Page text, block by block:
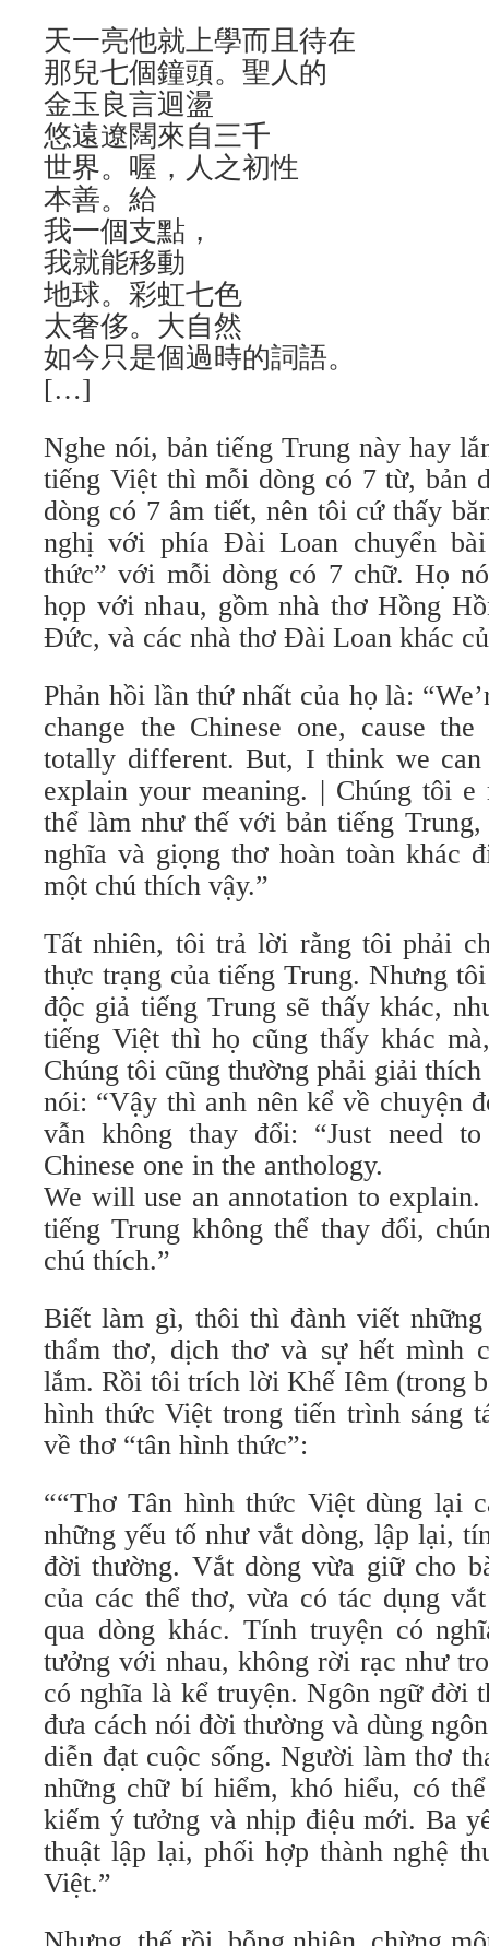
天一亮他就上學而且待在
那兒七個鐘頭。聖人的
金玉良言迴盪
悠遠遼闊來自三千
世界。喔，人之初性
本善。給
我一個支點，
我就能移動
地球。彩虹七色
太奢侈。大自然
如今只是個過時的詞語。
[…]
Nghe nói, bản tiếng Trung này hay
tiếng Việt thì mỗi dòng có 7 từ, bản
dòng có 7 âm tiết, nên tôi cứ thấy
nghị với phía Đài Loan chuyển
thức” với mỗi dòng có 7 chữ. Họ
họp với nhau, gồm nhà thơ Hồng
Đức, và các nhà thơ Đài Loan khác
Phản hồi lần thứ nhất của họ là:
change the Chinese one, cause
totally different. But, I think we can
explain your meaning. | Chúng tôi
thể làm như thế với bản tiếng
nghĩa và giọng thơ hoàn toàn khác
một chú thích vậy.”
Tất nhiên, tôi trả lời rằng tôi phải
thực trạng của tiếng Trung. Nhưng
độc giả tiếng Trung sẽ thấy khác,
tiếng Việt thì họ cũng thấy khác
Chúng tôi cũng thường phải giải
nói: “Vậy thì anh nên kể về chuyện
vẫn không thay đổi: “Just need
Chinese one in the anthology.
We will use an annotation to
tiếng Trung không thể thay đổi,
chú thích.”
Biết làm gì, thôi thì đành viết
thẩm thơ, dịch thơ và sự hết mình
lắm. Rồi tôi trích lời Khế Iêm (trong
hình thức Việt trong tiến trình sáng
về thơ “tân hình thức”:
““Thơ Tân hình thức Việt dùng lại
những yếu tố như vắt dòng, lập lại,
đời thường. Vắt dòng vừa giữ cho
của các thể thơ, vừa có tác dụng
qua dòng khác. Tính truyện có
tưởng với nhau, không rời rạc như
có nghĩa là kể truyện. Ngôn ngữ đời
đưa cách nói đời thường và dùng
diễn đạt cuộc sống. Người làm thơ
những chữ bí hiểm, khó hiểu, có
kiếm ý tưởng và nhịp điệu mới. Ba
thuật lập lại, phối hợp thành nghệ
Việt.”